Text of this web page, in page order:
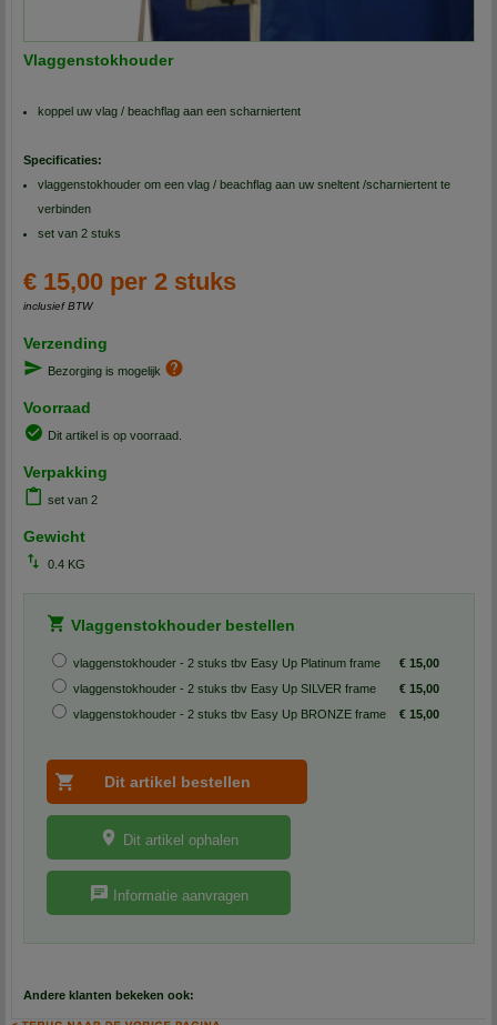
Vlaggenstokhouder
koppel uw vlag / beachflag aan een scharniertent
Specificaties:
vlaggenstokhouder om een vlag / beachflag aan uw sneltent /scharniertent te
verbinden
set van 2 stuks
€ 15,00 per 2 stuks
inclusief BTW
Verzending
Bezorging is mogelijk
Voorraad
Dit artikel is op voorraad.
Verpakking
set van 2
Gewicht
0.4 KG
Vlaggenstokhouder bestellen
vlaggenstokhouder - 2 stuks tbv Easy Up Platinum frame
€ 15,00
vlaggenstokhouder - 2 stuks tbv Easy Up SILVER frame
€ 15,00
vlaggenstokhouder - 2 stuks tbv Easy Up BRONZE frame
€ 15,00
Dit artikel ophalen
Informatie aanvragen
Andere klanten bekeken ook: